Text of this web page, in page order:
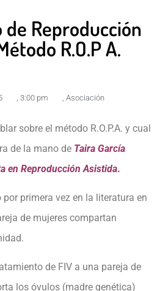
Reproducción
R.O.P A.
3:00 pm Asociación
sobre el método R.O.P.A. y cual
de la mano de Taira García
en Reproducción Asistida.
por primera vez en la literatura en
de mujeres compartan
de FIV a una pareja de
los óvulos (madre genética)